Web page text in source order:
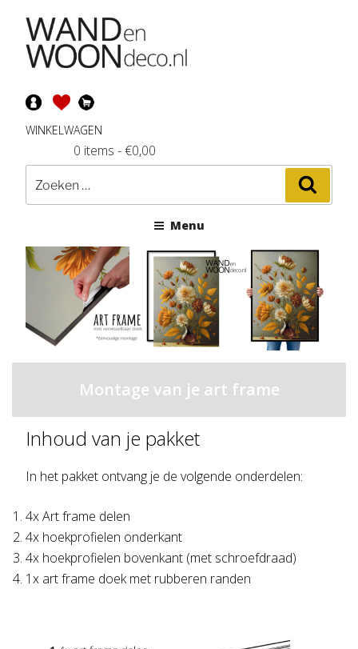
inhoud
WINKELWAGEN
-€0,00
0 items
Zoeken
naar:
Menu
Montage van je art frame
Inhoud van je pakket
In het pakket ontvang je de volgende onderdelen:
4x Art frame delen
4x hoekprofielen onderkant
4x hoekprofielen bovenkant (met schroefdraad)
1x art frame doek met rubberen randen